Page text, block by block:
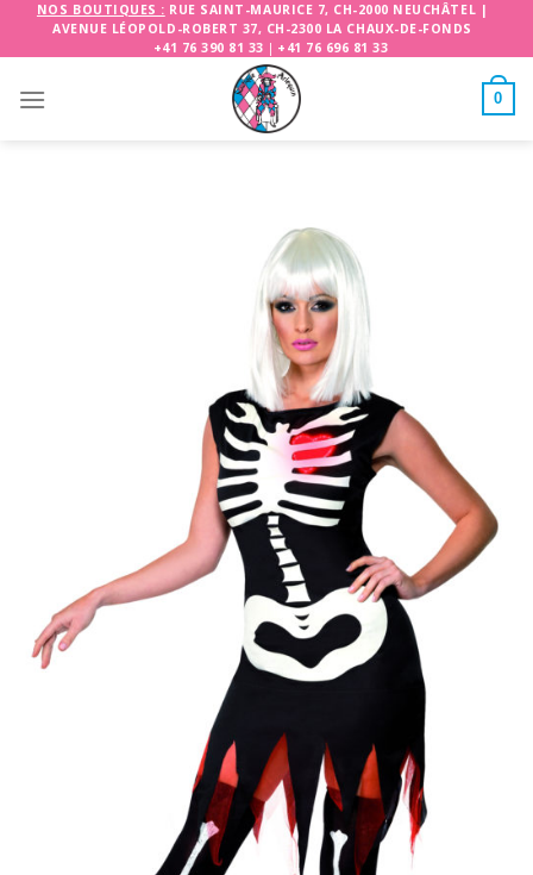
NOS BOUTIQUES : RUE SAINT-MAURICE 7, CH-2000 NEUCHÂTEL |
AVENUE LÉOPOLD-ROBERT 37, CH-2300 LA CHAUX-DE-FONDS
+41 76 390 81 33 | +41 76 696 81 33
0